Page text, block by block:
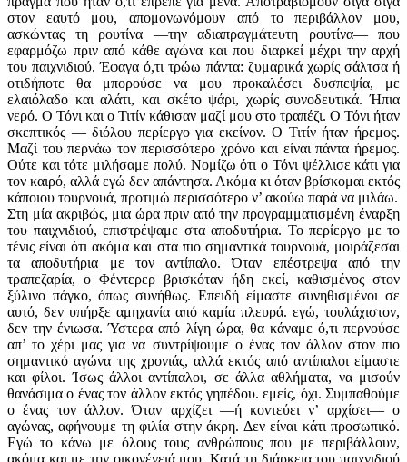
στον εαυτό μου, απομονωνόμουν από το περιβάλλον μου,
ασκώντας τη ρουτίνα —την αδιαπραγμάτευτη ρουτίνα— που
εφαρμόζω πριν από κάθε αγώνα και που διαρκεί μέχρι την αρχή
του παιχνιδιού. Έφαγα ό,τι τρώω πάντα: ζυμαρικά χωρίς σάλτσα ή
οτιδήποτε θα μπορούσε να μου προκαλέσει δυσπεψία, με
ελαιόλαδο και αλάτι, και σκέτο ψάρι, χωρίς συνοδευτικά. Ήπια
νερό. Ο Τόνι και ο Τιτίν κάθισαν μαζί μου στο τραπέζι. Ο Τόνι ήταν
σκεπτικός — διόλου περίεργο για εκείνον. Ο Τιτίν ήταν ήρεμος.
Μαζί του περνάω τον περισσότερο χρόνο και είναι πάντα ήρεμος.
Ούτε και τότε μιλήσαμε πολύ. Νομίζω ότι ο Τόνι ψέλλισε κάτι για
τον καιρό, αλλά εγώ δεν απάντησα. Ακόμα κι όταν βρίσκομαι εκτός
κάποιου τουρνουά, προτιμώ περισσότερο ν’ ακούω παρά να μιλάω.
Στη μία ακριβώς, μια ώρα πριν από την προγραμματισμένη έναρξη
του παιχνιδιού, επιστρέψαμε στα αποδυτήρια. Το περίεργο με το
τένις είναι ότι ακόμα και στα πιο σημαντικά τουρνουά, μοιράζεσαι
τα αποδυτήρια με τον αντίπαλο. Όταν επέστρεψα από την
τραπεζαρία, ο Φέντερερ βρισκόταν ήδη εκεί, καθισμένος στον
ξύλινο πάγκο, όπως συνήθως. Επειδή είμαστε συνηθισμένοι σε
αυτό, δεν υπήρξε αμηχανία από καμία πλευρά. εγώ, τουλάχιστον,
δεν την ένιωσα. Ύστερα από λίγη ώρα, θα κάναμε ό,τι περνούσε
απ’ το χέρι μας για να συντρίψουμε ο ένας τον άλλον στον πιο
σημαντικό αγώνα της χρονιάς, αλλά εκτός από αντίπαλοι είμαστε
και φίλοι. Ίσως άλλοι αντίπαλοι, σε άλλα αθλήματα, να μισούν
θανάσιμα ο ένας τον άλλον εκτός γηπέδου. εμείς, όχι. Συμπαθούμε
ο ένας τον άλλον. Όταν αρχίζει —ή κοντεύει ν’ αρχίσει— ο
αγώνας, αφήνουμε τη φιλία στην άκρη. Δεν είναι κάτι προσωπικό.
Εγώ το κάνω με όλους τους ανθρώπους που με περιβάλλουν,